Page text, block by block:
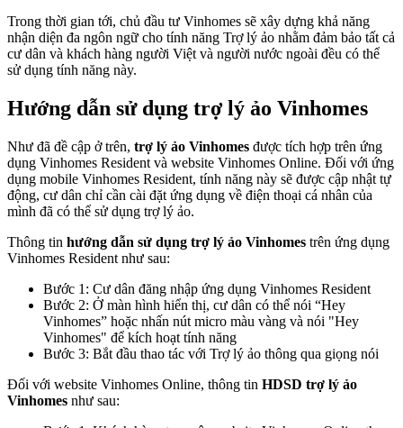
Trong thời gian tới, chủ đầu tư Vinhomes sẽ xây dựng khả năng
nhận diện đa ngôn ngữ cho tính năng Trợ lý ảo nhằm đảm bảo tất cả
cư dân và khách hàng người Việt và người nước ngoài đều có thể
sử dụng tính năng này.
Hướng dẫn sử dụng trợ lý ảo Vinhomes
Như đã đề cập ở trên, trợ lý ảo Vinhomes được tích hợp trên ứng
dụng Vinhomes Resident và website Vinhomes Online. Đối với ứng
dụng mobile Vinhomes Resident, tính năng này sẽ được cập nhật tự
động, cư dân chỉ cần cài đặt ứng dụng về điện thoại cá nhân của
mình đã có thể sử dụng trợ lý ảo.
Thông tin hướng dẫn sử dụng trợ lý ảo Vinhomes trên ứng dụng
Vinhomes Resident như sau:
Bước 1: Cư dân đăng nhập ứng dụng Vinhomes Resident
Bước 2: Ở màn hình hiển thị, cư dân có thể nói “Hey
Vinhomes” hoặc nhấn nút micro màu vàng và nói "Hey
Vinhomes" để kích hoạt tính năng
Bước 3: Bắt đầu thao tác với Trợ lý ảo thông qua giọng nói
Đối với website Vinhomes Online, thông tin HDSD trợ lý ảo
Vinhomes như sau: